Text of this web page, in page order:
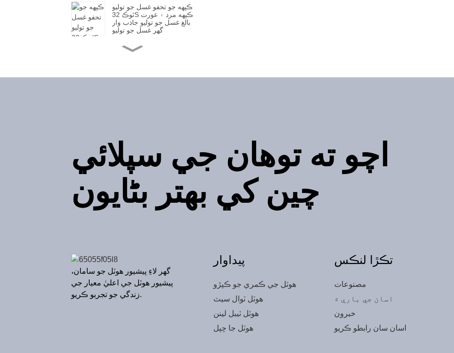
ڪپهه جو تحفو غسل جو توليو
ٿوڪ 32S ڪپهه مرد ۽ عورت
بالغ غسل جو توليو جاذب وار
گهر غسل جو توليو
ڪپهه جو غسل جو توليو بالغن
لاءِ تحفو غسل جو توليو مردن
ٿوڪ سادو ساحلي توليو
نرم جاذب توليه ٿلهو ڊگهو
ميراٿن توليه لوگو ڪسٽم
ٿوڪ ڪپهه جو ننڍو چورس
30*30 هٿ جو توليو ڪڙڪائي
جو لوگو تحفي جو توليو پيلو
نيرو گرين ڪپهه جو ننڍو
چورس
اچو ته توهان جي سپلائي
چين کي بهتر بڻايون
گهر لاءِ پيشيور هوٽل جو سامان،
پيشيور هوٽل جي اعليٰ معيار جي
زندگي جو تجربو ڪريو.
پيداوار
هوٽل جي ڪمري جو ڪپڙو
هوٽل ٽوال سيٽ
هوٽل ٽيبل لينن
هوٽل جا چپل
تڪڙا لنڪس
مصنوعات
اسان جي باري ۾
خبرون
اسان سان رابطو ڪريو